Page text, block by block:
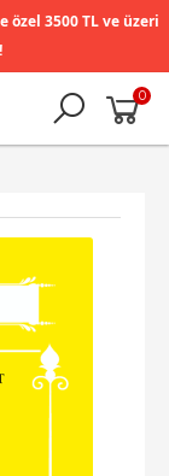
özel 3500 TL ve üzeri
0